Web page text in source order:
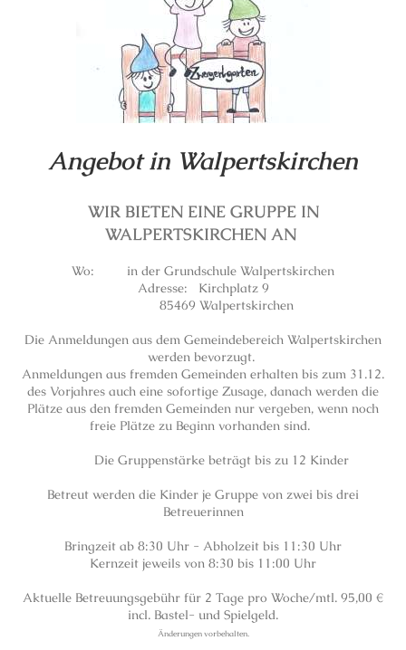
Angebot in Walpertskirchen
WIR BIETEN EINE GRUPPE IN
WALPERTSKIRCHEN AN
Wo: in der Grundschule Walpertskirchen
Adresse: Kirchplatz 9
85469 Walpertskirchen
Die Anmeldungen aus dem Gemeindebereich Walpertskirchen
werden bevorzugt.
Anmeldungen aus fremden Gemeinden erhalten bis zum 31.12.
des Vorjahres auch eine sofortige Zusage, danach werden die
Plätze aus den fremden Gemeinden nur vergeben, wenn noch
freie Plätze zu Beginn vorhanden sind.
Die Gruppenstärke beträgt bis zu 12 Kinder
Betreut werden die Kinder je Gruppe von zwei bis drei
Betreuerinnen
Bringzeit ab 8:30 Uhr - Abholzeit bis 11:30 Uhr
Kernzeit jeweils von 8:30 bis 11:00 Uhr
Aktuelle Betreuungsgebühr für 2 Tage pro Woche/mtl. 95,00 €
incl. Bastel- und Spielgeld.
Änderungen vorbehalten.